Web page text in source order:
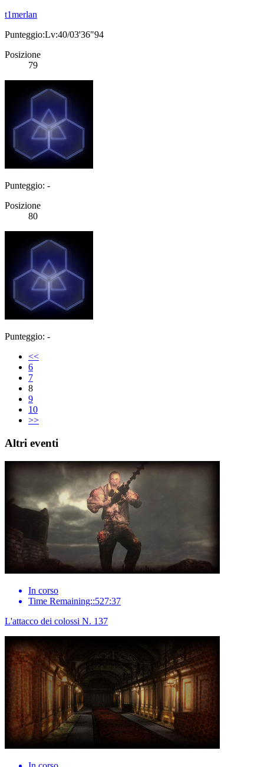
t1merlan
Punteggio:Lv:40/03'36"94
Posizione
79
Punteggio: -
Posizione
80
Punteggio: -
<<
6
7
8
9
10
>>
Altri eventi
In corso
Time Remaining::527:37
L'attacco dei colossi N. 137